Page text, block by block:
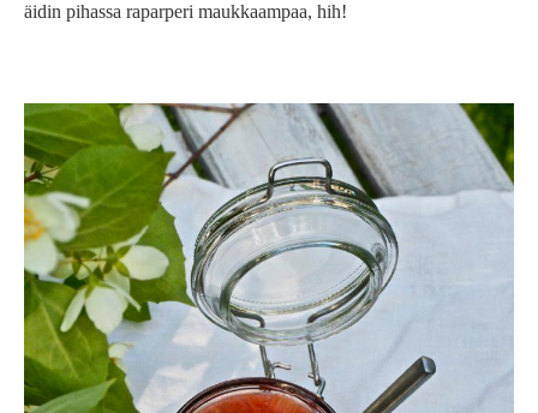
äidin pihassa raparperi maukkaampaa, hih!